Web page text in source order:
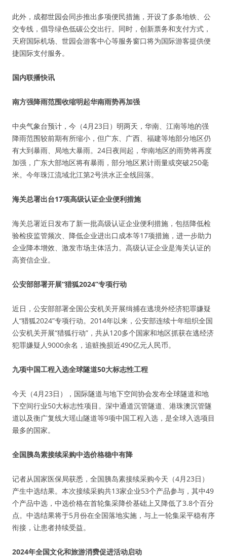
此外，成都世园会同步推出多项便民措施，开设了多条地铁、公
交专线，倡导绿色低碳公交出行。同时，创新票务和支付方式，
天府国际机场、世园会游客中心等服务窗口将为国际游客提供便
捷国际支付服务。
国内联播快讯
南方强降雨范围收缩明起华南雨势再加强
中央气象台预计，今（4月23日）明两天，华南、江南等地的强
降雨范围较前期有所缩小，但广东、广西、福建等地部分地区仍
有大到暴雨、局地大暴雨。24日夜间起，华南地区的雨势将再度
加强，广东大部地区将有暴雨，部分地区累计雨量或突破250毫
米。今年珠江流域北江第2号洪水正全线回落。
海关总署出台17项高级认证企业便利措施
海关总署近日发布了新一批高级认证企业便利措施，包括降低检
验检疫监管频次、降低企业进出口成本等17项措施，进一步助力
企业降本增效、激发市场主体活力。高级认证企业是海关认证的
高资信企业。
公安部部署开展“猎狐2024”专项行动
近日，公安部部署全国公安机关开展缉捕在逃境外经济犯罪嫌疑
人“猎狐2024”专项行动。2014年以来，公安部连续十年组织全国
公安机关开展“猎狐行动”，共从120多个国家和地区抓获在逃经济
犯罪嫌疑人9000余名，追赃挽损近490亿元人民币。
九项中国工程入选全球隧道50大标志性工程
今天（4月23日），国际隧道与地下空间协会发布全球隧道和地
下空间行业50大标志性项目。深中通道沉管隧道、港珠澳沉管隧
道以及衡广复线大瑶山隧道等9项中国工程入选，是全球入选项目
最多的国家。
全国胰岛素接续采购中选价格稳中有降
记者从国家医保局获悉，全国胰岛素接续采购今天（4月23日）
产生中选结果。本次接续采购共13家企业53个产品参与，其中49
个产品中选，中选价格在首轮集采降价基础上又降低了3.8个百分
点。中选结果将于5月份在全国落地实施，与上一轮集采平稳有序
衔接，让患者持续受益。
2024年全国文化和旅游消费促进活动启动